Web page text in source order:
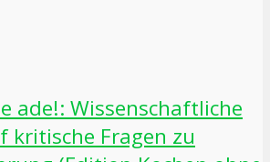
ade!: Wissenschaftliche
kritische Fragen zu